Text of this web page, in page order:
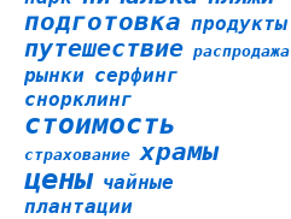
подготовка продукты
путешествие распродажа
рынки серфинг
снорклинг
стоимость
страхование храмы
цены чайные
плантации